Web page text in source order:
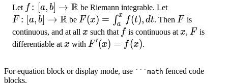
Let f\colon[a,b]
\to \R
f : a, b] → R be Riemann integrable. Let
F : [a, b → R be F(x)=
\int_{a}^{x}
f(t),dt
F (x) = ∫a
x
f(t), dt. Then F
F is
continuous, and at all x
x such that ff is continuous atx
x, F
F is
differentiable at x
x with F'(x)=f(x)
F ′(x) = f(x).
For equation block or display mode, use ```math fenced code
blocks.